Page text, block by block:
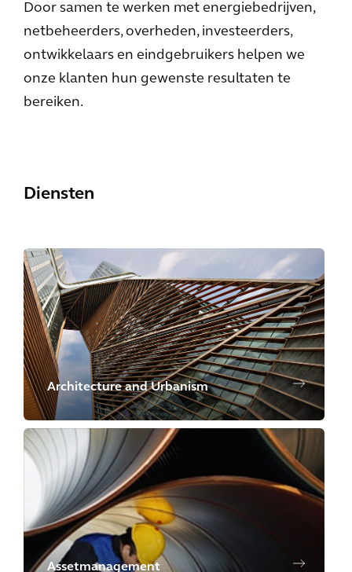
Door samen te werken met energiebedrijven,
netbeheerders, overheden, investeerders,
ontwikkelaars en eindgebruikers helpen we
onze klanten hun gewenste resultaten te
bereiken.
Diensten
Architecture and Urbanism
Assetmanagement